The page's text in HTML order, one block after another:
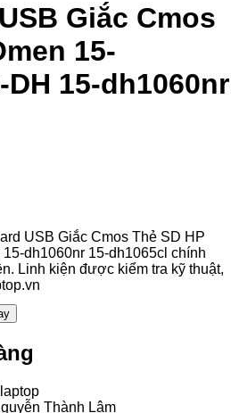
Giắc Cmos
15-
15-dh1060nr
USB Giắc Cmos Thẻ SD HP
dh1060nr 15-dh1065cl chính
Linh kiện được kiểm tra kỹ thuật,
Thành Lâm